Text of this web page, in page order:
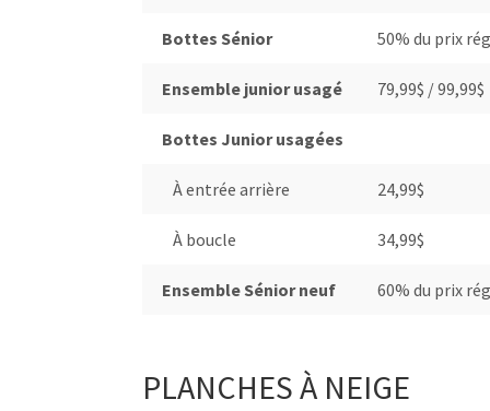
Bottes Sénior 50% du prix
Ensemble junior usagé 79,99$ / 99,99$
Bottes Junior usagées
À entrée arrière 24,99$
À boucle 34,99$
Ensemble Sénior neuf 60% du prix
PLANCHES À NEIGE